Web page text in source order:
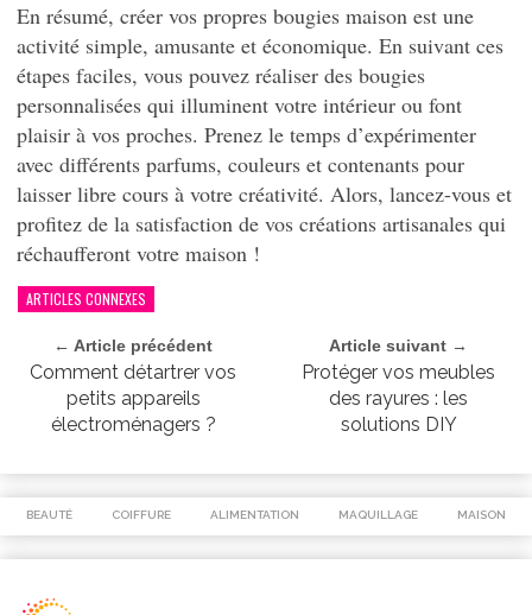
En résumé, créer vos propres bougies maison est une
activité simple, amusante et économique. En suivant ces
étapes faciles, vous pouvez réaliser des bougies
personnalisées qui illuminent votre intérieur ou font
plaisir à vos proches. Prenez le temps d’expérimenter
avec différents parfums, couleurs et contenants pour
laisser libre cours à votre créativité. Alors, lancez-vous et
profitez de la satisfaction de vos créations artisanales qui
réchaufferont votre maison !
ARTICLES CONNEXES
← Article précédent
Comment détartrer vos
petits appareils
électroménagers ?
Article suivant →
Protéger vos meubles
des rayures : les
solutions DIY
BEAUTÉ COIFFURE ALIMENTATION MAQUILLAGE MAISON